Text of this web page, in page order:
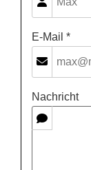
E-Mail *
Nachricht